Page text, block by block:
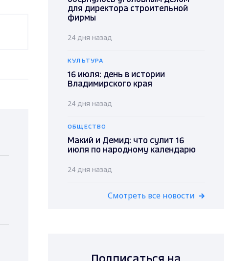
для директора строительной
фирмы
24 дня назад
КУЛЬТУРА
16 июля: день в истории
Владимирского края
24 дня назад
ОБЩЕСТВО
Макий и Демид: что сулит 16
июля по народному календарю
24 дня назад
Смотреть все новости